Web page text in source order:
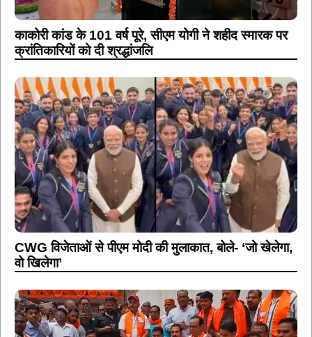
काकोरी कांड के 101 वर्ष पूरे, सीएम योगी ने शहीद स्मारक पर
क्रांतिकारियों को दी श्रद्धांजलि
CWG विजेताओं से पीएम मोदी की मुलाकात, बोले- ‘जो खेलेगा,
वो खिलेगा’